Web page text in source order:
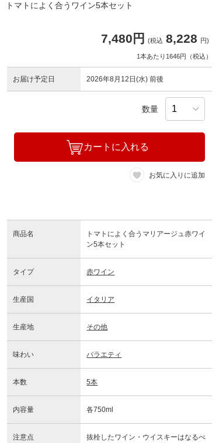
トマトによく合うワイン5本セット
7,480円 (税込 8,228 円)
1本あたり1646円（税込）
お届け予定日 2026年8月12日(水) 前後
数量
カートに入れる
お気に入りに追加
商品名
トマトによく合うマリアージュ赤ワイ
ン5本セット
タイプ 赤ワイン
生産国 イタリア
生産地 その他
味わい バラエティ
本数 5本
内容量 各750ml
注意点
抜栓したワイン・ウイスキーはなるべ